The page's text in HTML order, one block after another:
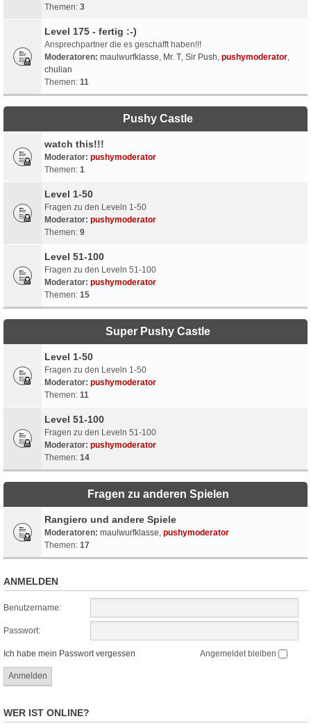
Themen: 3
Level 175 - fertig :-)
Ansprechpartner die es geschafft haben!!!
Moderatoren: maulwurfklasse, Mr. T, Sir Push, pushymoderator,
chulian
Themen: 11
Pushy Castle
watch this!!!
Moderator: pushymoderator
Themen: 1
Level 1-50
Fragen zu den Leveln 1-50
Moderator: pushymoderator
Themen: 9
Level 51-100
Fragen zu den Leveln 51-100
Moderator: pushymoderator
Themen: 15
Super Pushy Castle
Level 1-50
Fragen zu den Leveln 1-50
Moderator: pushymoderator
Themen: 11
Level 51-100
Fragen zu den Leveln 51-100
Moderator: pushymoderator
Themen: 14
Fragen zu anderen Spielen
Rangiero und andere Spiele
Moderatoren: maulwurfklasse, pushymoderator
Themen: 17
ANMELDEN
Benutzername:
Passwort:
Ich habe mein Passwort vergessen Angemeldet bleiben
WER IST ONLINE?